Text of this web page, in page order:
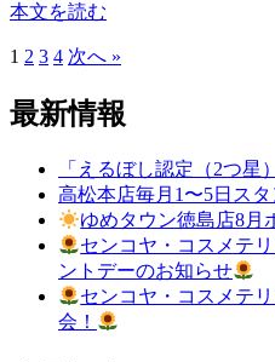
本文を読む
1 2 3 4 次へ »
最新情報
「えるぼし認定（2つ星
高松本店毎月1〜5日スタ
ゆめタウン徳島店8月
センコヤ・コスメテ
ントデーのお知らせ
センコヤ・コスメテ
会！